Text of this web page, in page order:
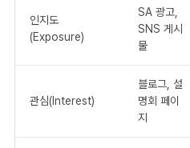
인지도
(Exposure)
SA 광고,
SNS 게시
물
관심(Interest)
블로그, 설
명회 페이
지